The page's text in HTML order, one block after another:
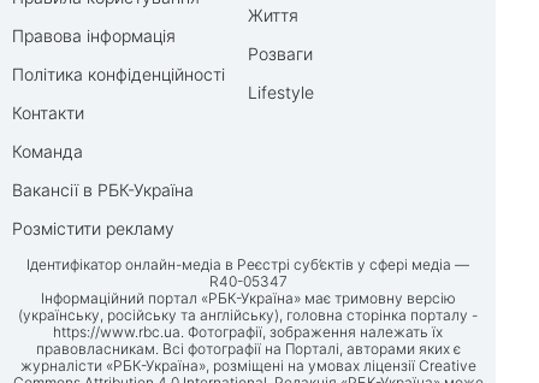
Правова інформація
Політика конфіденційності
Контакти
Команда
Вакансії в РБК-Україна
Розмістити рекламу
Життя
Розваги
Lifestyle
Ідентифікатор онлайн-медіа в Реєстрі суб’єктів у сфері медіа —
R40-05347
Інформаційний портал «РБК-Україна» має тримовну версію
(українську, російську та англійську), головна сторінка порталу -
https://www.rbc.ua. Фотографії, зображення належать їх
правовласникам. Всі фотографії на Порталі, авторами яких є
журналісти «РБК-Україна», розміщені на умовах ліцензії Creative